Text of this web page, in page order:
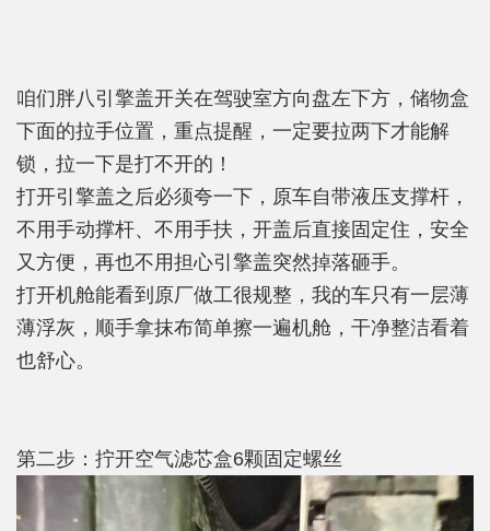
咱们胖八引擎盖开关在驾驶室方向盘左下方，储物盒
下面的拉手位置，重点提醒，一定要拉两下才能解
锁，拉一下是打不开的！
打开引擎盖之后必须夸一下，原车自带液压支撑杆，
不用手动撑杆、不用手扶，开盖后直接固定住，安全
又方便，再也不用担心引擎盖突然掉落砸手。
打开机舱能看到原厂做工很规整，我的车只有一层薄
薄浮灰，顺手拿抹布简单擦一遍机舱，干净整洁看着
也舒心。
第二步：拧开空气滤芯盒6颗固定螺丝